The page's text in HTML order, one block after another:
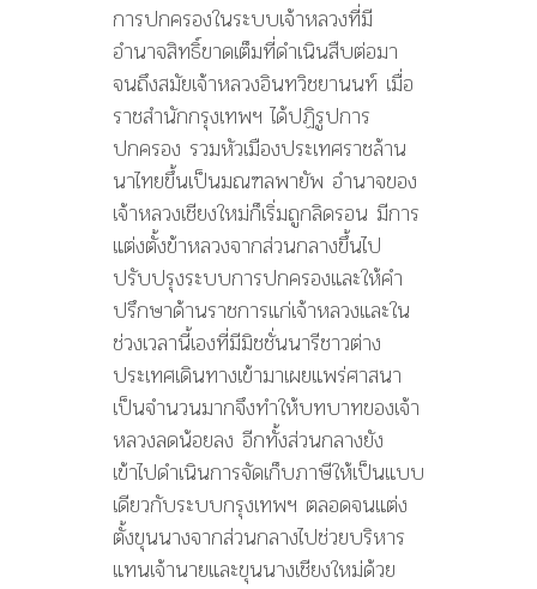
การปกครองในระบบเจ้าหลวงที่มี
อำนาจสิทธิ์ขาดเต็มที่ดำเนินสืบต่อมา
จนถึงสมัยเจ้าหลวงอินทวิชยานนท์ เมื่อ
ราชสำนักกรุงเทพฯ ได้ปฏิรูปการ
ปกครอง รวมหัวเมืองประเทศราชล้าน
นาไทยขึ้นเป็นมณฑลพายัพ อำนาจของ
เจ้าหลวงเชียงใหม่ก็เริ่มถูกลิดรอน มีการ
แต่งตั้งข้าหลวงจากส่วนกลางขึ้นไป
ปรับปรุงระบบการปกครองและให้คำ
ปรึกษาด้านราชการแก่เจ้าหลวงและใน
ช่วงเวลานี้เองที่มีมิชชั่นนารีชาวต่าง
ประเทศเดินทางเข้ามาเผยแพร่ศาสนา
เป็นจำนวนมากจึงทำให้บทบาทของเจ้า
หลวงลดน้อยลง อีกทั้งส่วนกลางยัง
เข้าไปดำเนินการจัดเก็บภาษีให้เป็นแบบ
เดียวกับระบบกรุงเทพฯ ตลอดจนแต่ง
ตั้งขุนนางจากส่วนกลางไปช่วยบริหาร
แทนเจ้านายและขุนนางเชียงใหม่ด้วย